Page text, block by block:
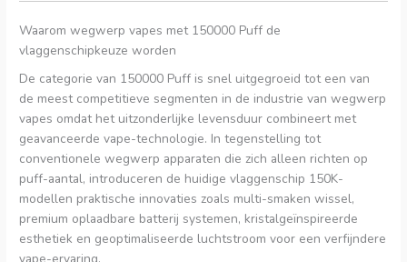
Waarom wegwerp vapes met 150000 Puff de
vlaggenschipkeuze worden
De categorie van 150000 Puff is snel uitgegroeid tot een van
de meest competitieve segmenten in de industrie van wegwerp
vapes omdat het uitzonderlijke levensduur combineert met
geavanceerde vape-technologie. In tegenstelling tot
conventionele wegwerp apparaten die zich alleen richten op
puff-aantal, introduceren de huidige vlaggenschip 150K-
modellen praktische innovaties zoals multi-smaken wissel,
premium oplaadbare batterij systemen, kristalgeïnspireerde
esthetiek en geoptimaliseerde luchtstroom voor een verfijndere